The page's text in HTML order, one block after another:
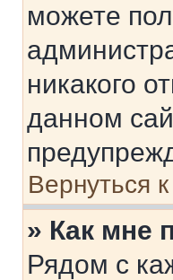
можете
никакого
данном
Вернуться
» Как мне
Рядом с